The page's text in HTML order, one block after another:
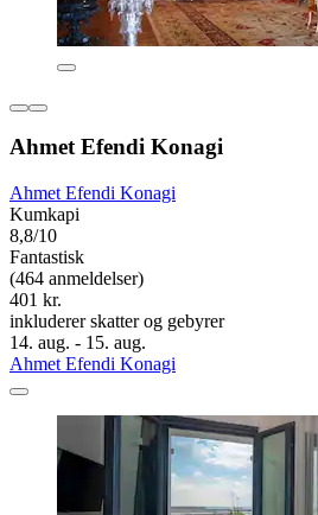
Ahmet Efendi Konagi
Ahmet Efendi Konagi
Kumkapi
8,8/10
Fantastisk
(464 anmeldelser)
401 kr.
inkluderer skatter og gebyrer
14. aug. - 15. aug.
Ahmet Efendi Konagi